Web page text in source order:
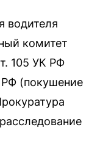
водителя
комитет
105 УК РФ
РФ (покушение